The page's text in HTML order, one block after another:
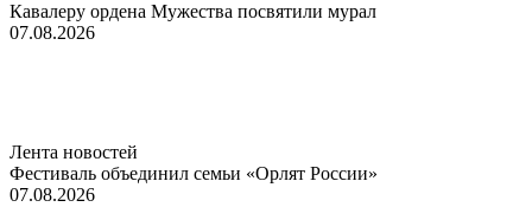
Кавалеру ордена Мужества посвятили мурал
07.08.2026
Лента новостей
Фестиваль объединил семьи «Орлят России»
07.08.2026